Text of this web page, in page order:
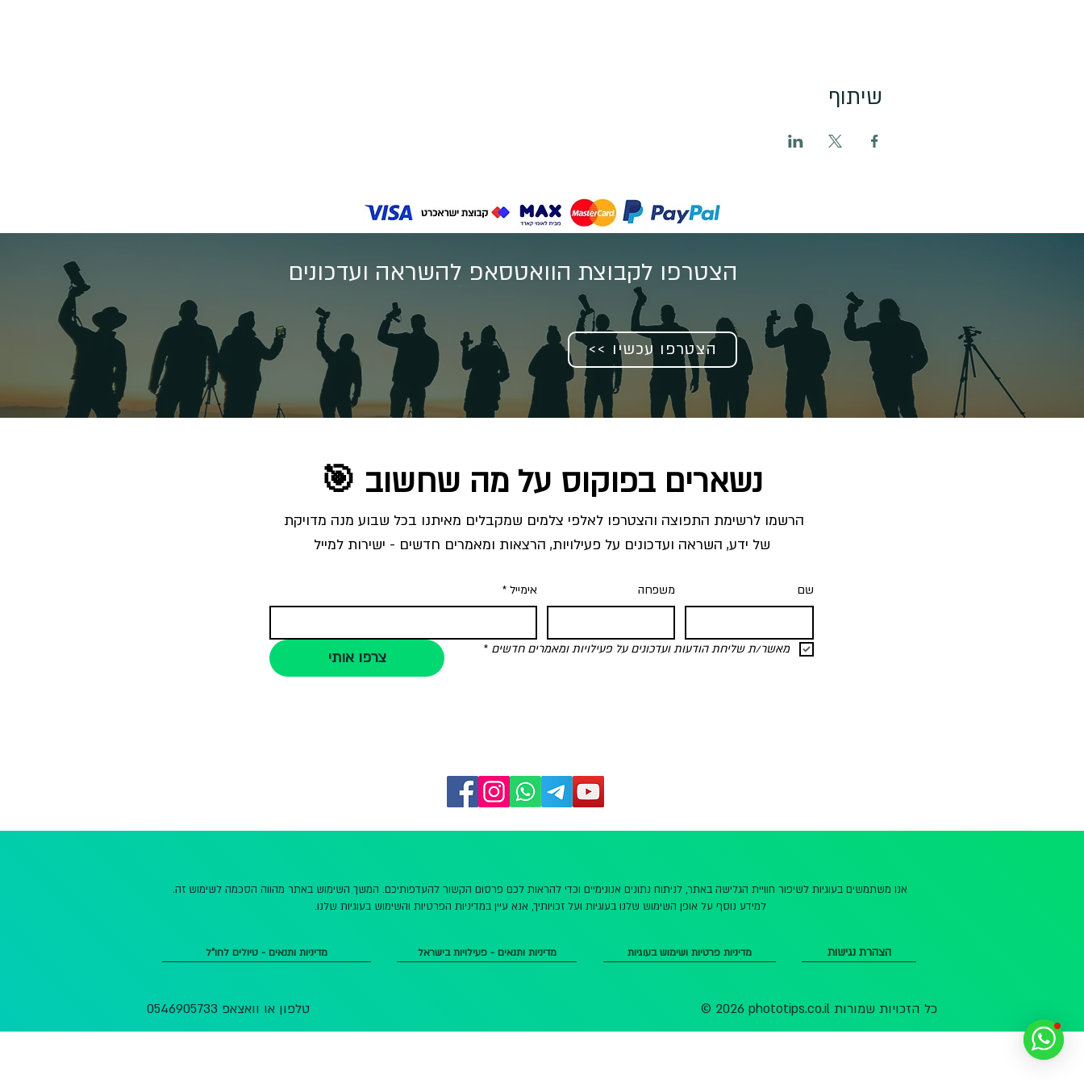
שיתוף
הצטרפו לקבוצת הוואטסאפ להשראה ועדכונים
<< הצטרפו עכשיו
נשארים בפוקוס על מה שחשוב 🎯
של ידע, השראה ועדכונים על פעילויות, הרצאות ומאמרים חדשים - ישירות למייל
שם משפחה אימייל *
מאשר/ת שליחת הודעות ועדכונים על פעילויות ומאמרים חדשים * צרפו אותי
אנו משתמשים בעוגיות לשיפור חוויית הגלישה באתר, לניתוח נתונים אנונימיים וכדי להראות לכם פרסום הקשור להעדפותיכם. המשך השימוש באתר מהווה הסכמה לשימוש זה.
למידע נוסף על אופן השימוש שלנו בעוגיות ועל זכויותיך, אנא עיין במדיניות הפרטיות והשימוש בעוגיות שלנו.
מדיניות ותנאים - טיולים לחו"ל מדיניות ותנאים - פעילויות בישראל מדיניות פרטיות ושימוש בעוגיות הצהרת נגישות
טלפון או וואצאפ 0546905733 © 2026 phototips.co.il כל הזכויות שמורות